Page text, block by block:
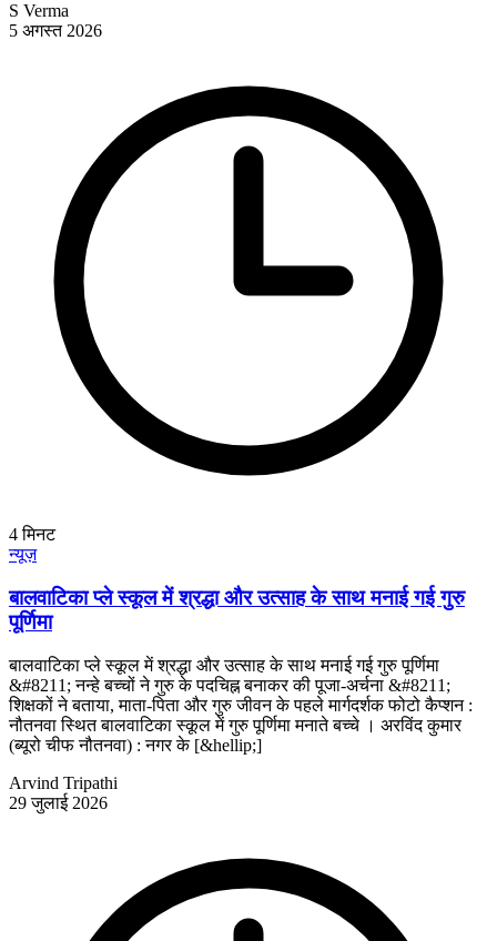
S Verma
5 अगस्त 2026
4मिनट
न्यूज़
बालवाटिका प्ले स्कूल में श्रद्धा और उत्साह के साथ मनाई गई गुरु
पूर्णिमा
बालवाटिका प्ले स्कूल में श्रद्धा और उत्साह के साथ मनाई गई गुरु पूर्णिमा
&#8211; नन्हे बच्चों ने गुरु के पदचिह्न बनाकर की पूजा-अर्चना &#8211;
शिक्षकों ने बताया, माता-पिता और गुरु जीवन के पहले मार्गदर्शक फोटो कैप्शन :
नौतनवा स्थित बालवाटिका स्कूल में गुरु पूर्णिमा मनाते बच्चे । अरविंद कुमार
(ब्यूरो चीफ नौतनवा) : नगर के [&hellip;]
Arvind Tripathi
29 जुलाई 2026